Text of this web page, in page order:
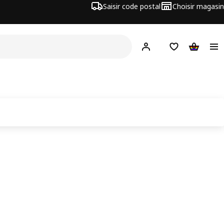
Saisir code postal Choisir magasin
Hej! Connecte-toi
Liste d'achats
Panier